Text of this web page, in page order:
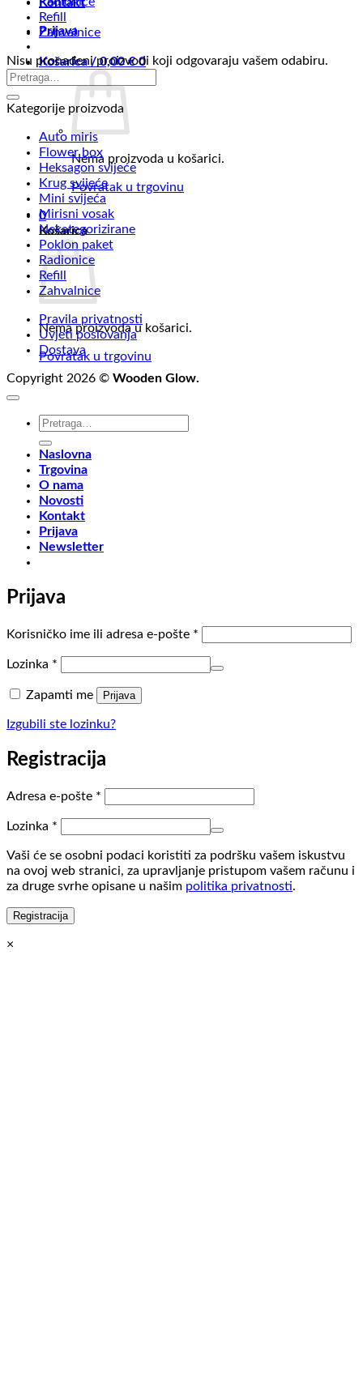
Kontakt
Prijava
Košarica /0,00€ 0
Nema proizvoda u košarici.
Povratak u trgovinu
0
Košarica
Nema proizvoda u košarici.
Povratak u trgovinu
Refill
Zahvalnice
Nisu pronađeni proizvodi koji odgovaraju vašem odabiru.
Kategorije proizvoda
Auto miris
Flower box
Heksagon svijeće
Krug svijeće
Mini svijeća
Mirisni vosak
Nekategorizirane
Poklon paket
Radionice
Refill
Zahvalnice
Pravila privatnosti
Uvjeti poslovanja
Dostava
Copyright 2026 © Wooden Glow.
Pretraži:
Naslovna
Trgovina
O nama
Novosti
Kontakt
Prijava
Newsletter
Prijava
Korisničko ime ili adresa e-pošte *
Lozinka *
Zapamti me Prijava
Izgubili ste lozinku?
Registracija
Adresa e-pošte *
Lozinka *
Vaši će se osobni podaci koristiti za podršku vašem iskustvu
na ovoj web stranici, za upravljanje pristupom vašem računu i
za druge svrhe opisane u našim politika privatnosti.
Registracija
×